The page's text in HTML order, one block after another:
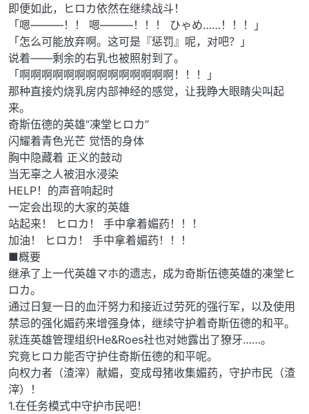
即便如此，ヒロカ依然在继续战斗！
「嗯———！！ 嗯———！！！ ひゃめ……！！！」
「怎么可能放弃啊。这可是『惩罚』呢，对吧？」
说着——剩余的右乳也被照射到了。
「啊啊啊啊啊啊啊啊啊啊啊啊啊啊！！！」
那种直接灼烧乳房内部神经的感觉，让我睁大眼睛尖叫起
来。
奇斯伍德的英雄“凍堂ヒロカ”
闪耀着青色光芒 觉悟的身体
胸中隐藏着 正义的鼓动
当无辜之人被泪水浸染
HELP！的声音响起时
一定会出现的大家的英雄
站起来！ ヒロカ！ 手中拿着媚药！！！
加油！ ヒロカ！ 手中拿着媚药！！！
■概要
继承了上一代英雄マホ的遗志，成为奇斯伍德英雄的凍堂ヒ
ロカ。
通过日复一日的血汗努力和接近过劳死的强行军，以及使用
禁忌的强化媚药来增强身体，继续守护着奇斯伍德的和平。
就连英雄管理组织He&Roes社也对她露出了獠牙……。
究竟ヒロカ能否守护住奇斯伍德的和平呢。
向权力者（渣滓）献媚，变成母猪收集媚药，守护市民（渣
滓）！
1.在任务模式中守护市民吧！